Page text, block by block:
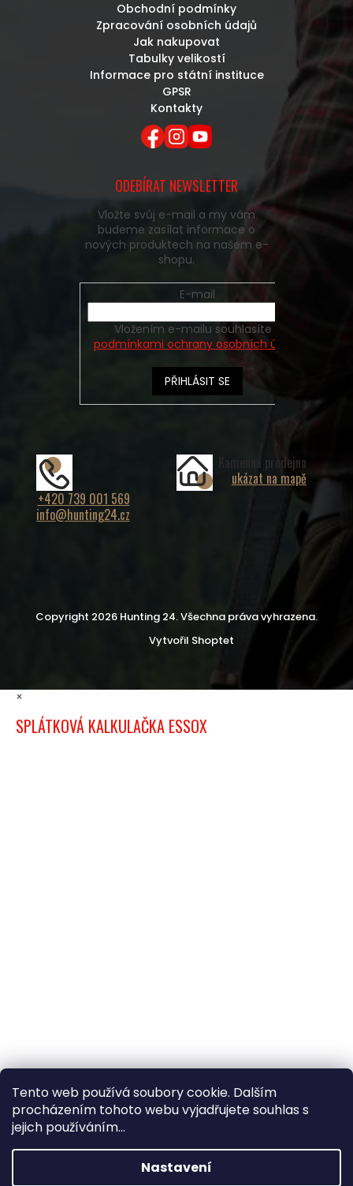
Tento web používá soubory cookie. Dalším
procházením tohoto webu vyjadřujete souhlas s
jejich používáním...
Nastavení
Obchodní podmínky
Zpracování osobních údajů
Jak nakupovat
Tabulky velikostí
Informace pro státní instituce
GPSR
Kontakty
ODEBÍRAT NEWSLETTER
Vložte svůj e-mail a my vám
budeme zasílat informace o
nových produktech na našem e-
shopu.
E-mail
podmínkami ochrany osobních údajů
PŘIHLÁSIT SE
+420 739 001 569
info@hunting24.cz
Kamenná prodejna
ukázat na mapě
Vytvořil Shoptet
Copyright 2026 Hunting 24. Všechna práva vyhrazena.
×
SPLÁTKOVÁ KALKULAČKA ESSOX
×
Hledáte nejvýhodnější cenu? Získáte jí
pomocíregistrace